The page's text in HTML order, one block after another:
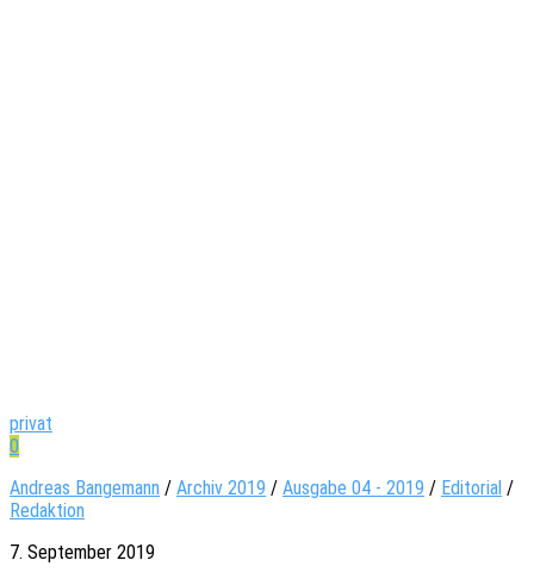
privat
0
Andreas Bangemann / Archiv 2019 / Ausgabe 04 - 2019 / Editorial /
Redaktion
7. September 2019